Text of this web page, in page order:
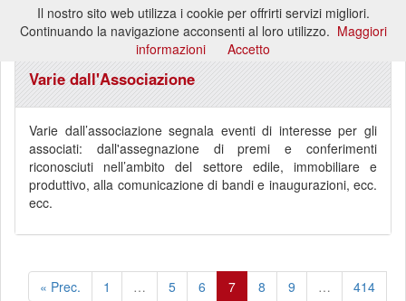
Varie dall'Associazione
Varie dall’associazione segnala eventi di interesse per gli
associati: dall'assegnazione di premi e conferimenti
riconosciuti nell’ambito del settore edile, immobiliare e
produttivo, alla comunicazione di bandi e inaugurazioni, ecc.
ecc.
« Prec. 1 … 5 6 7 8 9 …
414
Il nostro sito web utilizza i cookie per offrirti servizi migliori.
Continuando la navigazione acconsenti al loro utilizzo. Maggiori
informazioni
Accetto